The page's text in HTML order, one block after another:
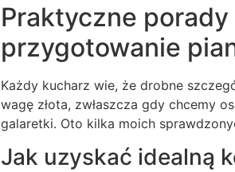
Praktyczne
przygotowanie
Każdy kucharz wie, że drobne
wagę złota, zwłaszcza gdy chcemy
galaretki. Oto kilka moich
Jak uzyskać idealną